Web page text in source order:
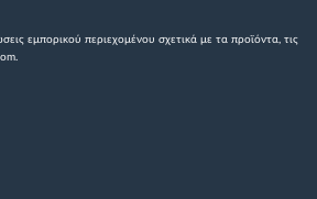
εμπορικού περιεχομένου σχετικά με τα προϊόντα, τις